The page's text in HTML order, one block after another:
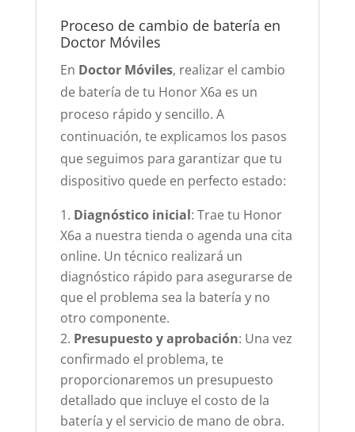
Proceso de cambio de batería en
Doctor Móviles
En Doctor Móviles, realizar el cambio
de batería de tu Honor X6a es un
proceso rápido y sencillo. A
continuación, te explicamos los pasos
que seguimos para garantizar que tu
dispositivo quede en perfecto estado:
Diagnóstico inicial: Trae tu Honor
X6a a nuestra tienda o agenda una cita
online. Un técnico realizará un
diagnóstico rápido para asegurarse de
que el problema sea la batería y no
otro componente.
Presupuesto y aprobación: Una vez
confirmado el problema, te
proporcionaremos un presupuesto
detallado que incluye el costo de la
batería y el servicio de mano de obra.